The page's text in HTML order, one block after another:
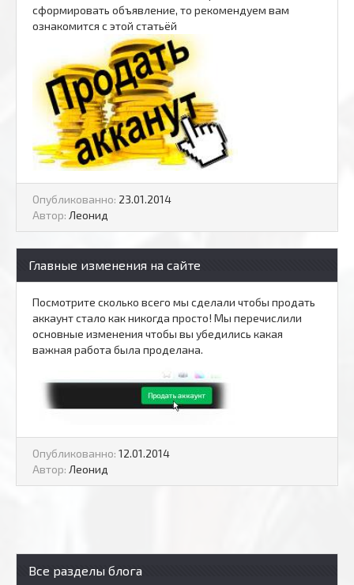
сформировать объявление, то рекомендуем вам
ознакомится с этой статьёй
Опубликованно: 23.01.2014
Автор: Леонид
Главные изменения на сайте
Посмотрите сколько всего мы сделали чтобы продать
аккаунт стало как никогда просто! Мы перечислили
основные изменения чтобы вы убедились какая
важная работа была проделана.
Опубликованно: 12.01.2014
Автор: Леонид
Все разделы блога